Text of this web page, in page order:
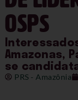
OSPs
Amazonas,
se
PRS - Amazônia